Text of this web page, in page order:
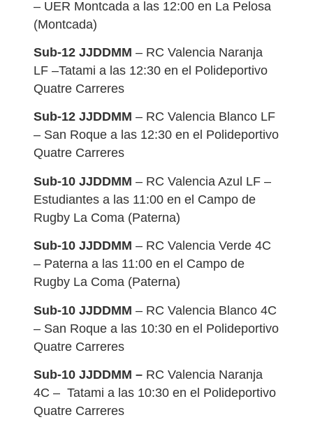
– UER Montcada a las 12:00 en La Pelosa
(Montcada)
Sub-12 JJDDMM – RC Valencia Naranja
LF –Tatami a las 12:30 en el Polideportivo
Quatre Carreres
Sub-12 JJDDMM – RC Valencia Blanco LF
– San Roque a las 12:30 en el Polideportivo
Quatre Carreres
Sub-10 JJDDMM – RC Valencia Azul LF –
Estudiantes a las 11:00 en el Campo de
Rugby La Coma (Paterna)
Sub-10 JJDDMM – RC Valencia Verde 4C
– Paterna a las 11:00 en el Campo de
Rugby La Coma (Paterna)
Sub-10 JJDDMM – RC Valencia Blanco 4C
– San Roque a las 10:30 en el Polideportivo
Quatre Carreres
Sub-10 JJDDMM – RC Valencia Naranja
4C – Tatami a las 10:30 en el Polideportivo
Quatre Carreres